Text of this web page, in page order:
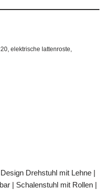
, elektrische lattenroste,
Drehstuhl mit Lehne |
| Schalenstuhl mit Rollen |